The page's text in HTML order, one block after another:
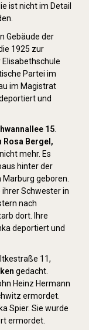
ist nicht im Detail
Gebäude der
1925 zur
Partei im
im Magistrat
und
15
Rosa Bergel,
mehr. Es
hinter der
geboren.
Schwester in
nach
dort. Ihre
deportiert und
11,
gedacht.
Heinz Hermann
ermordet.
Spier. Sie wurde
ermordet.